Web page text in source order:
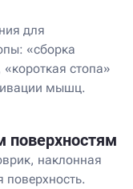
для
«сборка
стопа»
мышц.
поверхностям
наклонная
поверхность.